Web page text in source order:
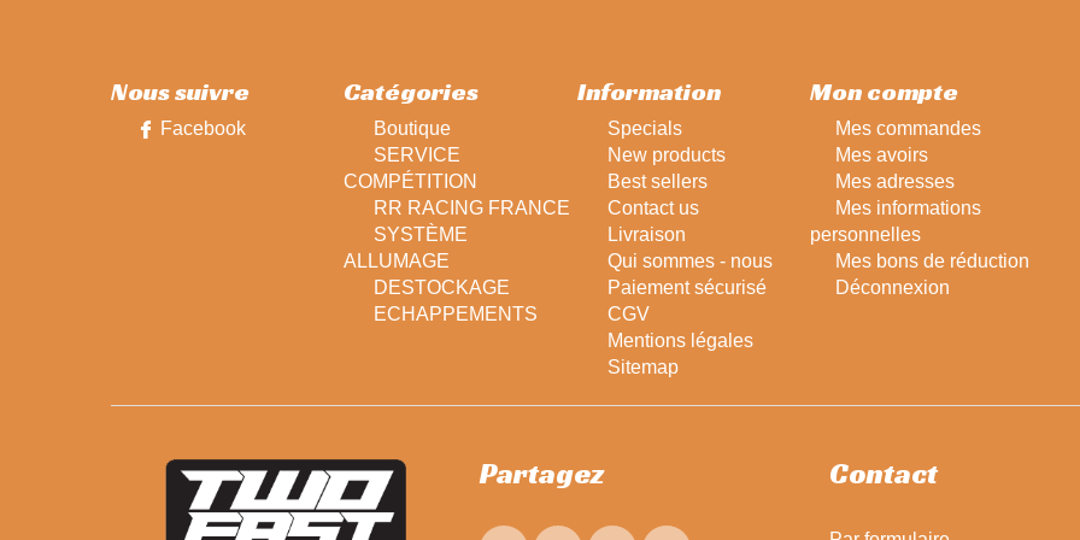
Nous suivre
Facebook
Catégories
Boutique
SERVICE
COMPÉTITION
RR RACING FRANCE
SYSTÈME
ALLUMAGE
DESTOCKAGE
ECHAPPEMENTS
Information
Specials
New products
Best sellers
Contact us
Livraison
Qui sommes - nous
Paiement sécurisé
CGV
Mentions légales
Sitemap
Mon compte
Mes commandes
Mes avoirs
Mes adresses
Mes informations
personnelles
Mes bons de réduction
Déconnexion
Partagez Contact